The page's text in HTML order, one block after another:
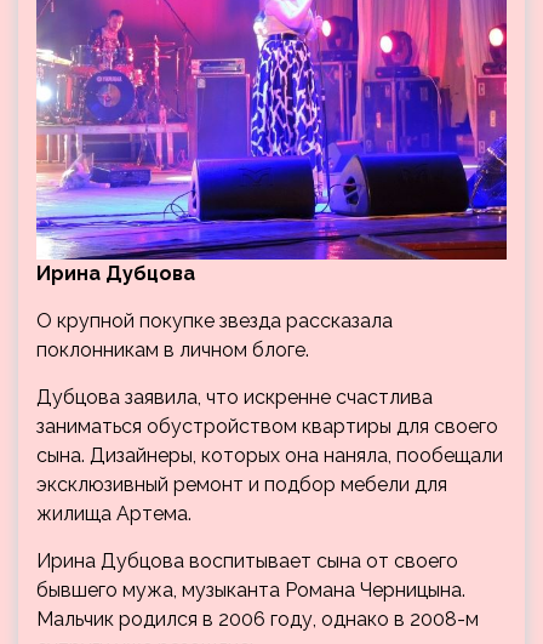
Ирина Дубцова
О крупной покупке звезда рассказала
поклонникам в личном блоге.
Дубцова заявила, что искренне счастлива
заниматься обустройством квартиры для своего
сына. Дизайнеры, которых она наняла, пообещали
эксклюзивный ремонт и подбор мебели для
жилища Артема.
Ирина Дубцова воспитывает сына от своего
бывшего мужа, музыканта Романа Черницына.
Мальчик родился в 2006 году, однако в 2008-м